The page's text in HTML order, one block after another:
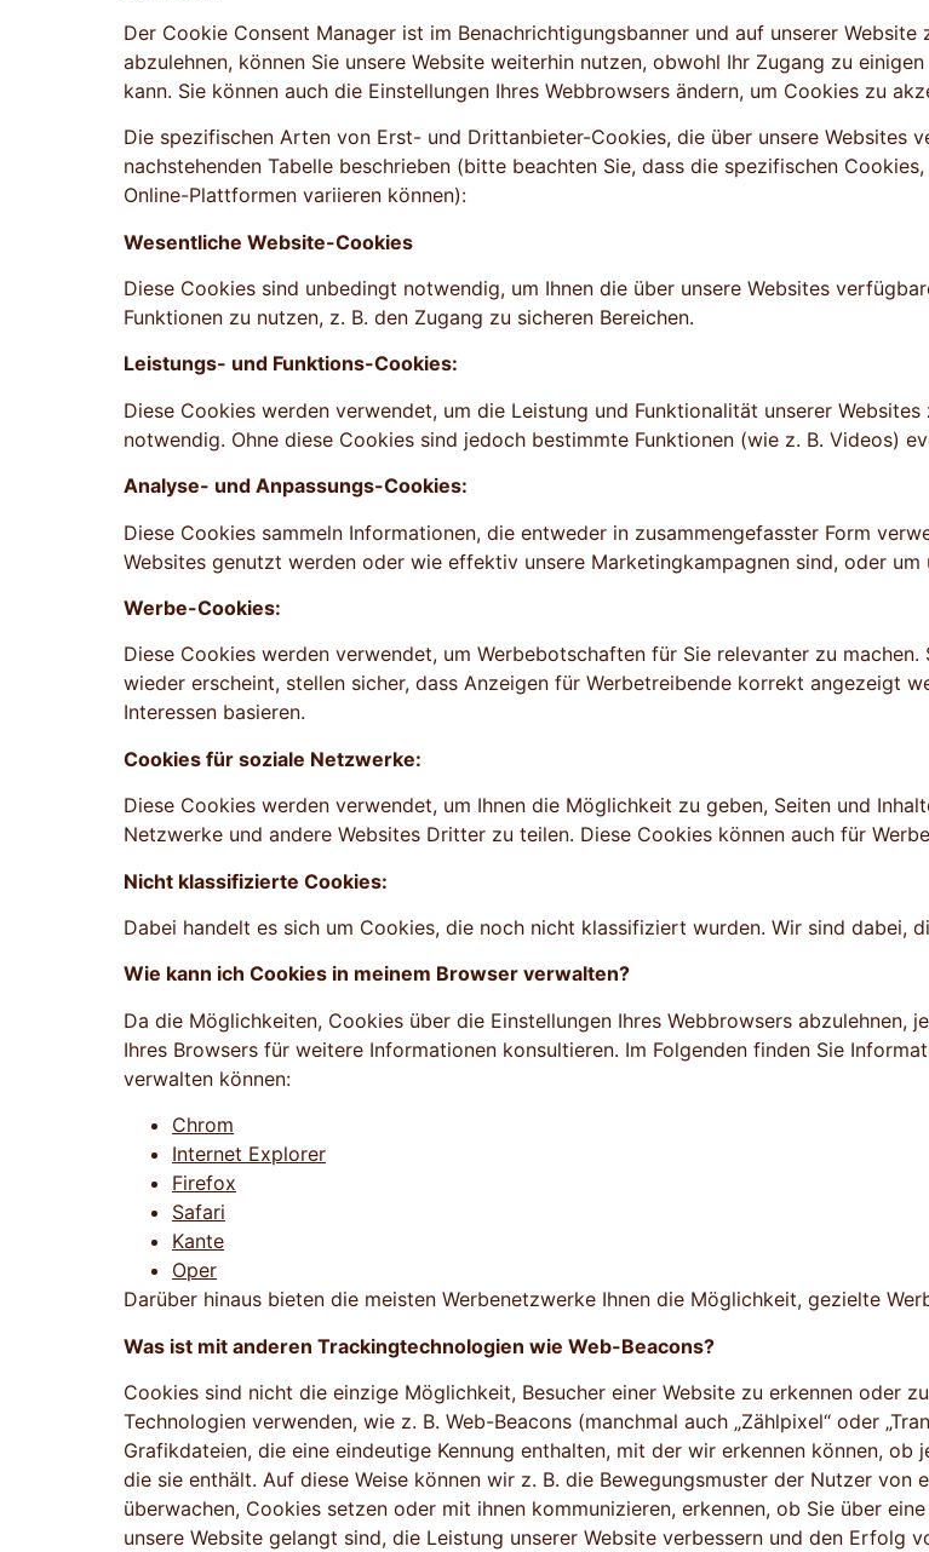
Der Cookie Consent Manager ist im Benachrichtigungsbanner und auf unserer
abzulehnen, können Sie unsere Website weiterhin nutzen, obwohl Ihr Zugang zu
kann. Sie können auch die Einstellungen Ihres Webbrowsers ändern, um Cookies zu
Die spezifischen Arten von Erst- und Drittanbieter-Cookies, die über unsere Websites
nachstehenden Tabelle beschrieben (bitte beachten Sie, dass die spezifischen
Online-Plattformen variieren können):
Wesentliche Website-Cookies
Diese Cookies sind unbedingt notwendig, um Ihnen die über unsere Websites
Funktionen zu nutzen, z. B. den Zugang zu sicheren Bereichen.
Leistungs- und Funktions-Cookies:
Diese Cookies werden verwendet, um die Leistung und Funktionalität unserer
notwendig. Ohne diese Cookies sind jedoch bestimmte Funktionen (wie z. B. Videos)
Analyse- und Anpassungs-Cookies:
Diese Cookies sammeln Informationen, die entweder in zusammengefasster Form
Websites genutzt werden oder wie effektiv unsere Marketingkampagnen sind, oder um
Werbe-Cookies:
Diese Cookies werden verwendet, um Werbebotschaften für Sie relevanter zu
wieder erscheint, stellen sicher, dass Anzeigen für Werbetreibende korrekt angezeigt
Interessen basieren.
Cookies für soziale Netzwerke:
Diese Cookies werden verwendet, um Ihnen die Möglichkeit zu geben, Seiten und
Netzwerke und andere Websites Dritter zu teilen. Diese Cookies können auch für
Nicht klassifizierte Cookies:
Dabei handelt es sich um Cookies, die noch nicht klassifiziert wurden. Wir sind dabei,
Wie kann ich Cookies in meinem Browser verwalten?
Da die Möglichkeiten, Cookies über die Einstellungen Ihres Webbrowsers abzulehnen,
Ihres Browsers für weitere Informationen konsultieren. Im Folgenden finden Sie
verwalten können:
Chrom
Internet Explorer
Firefox
Safari
Kante
Oper
Darüber hinaus bieten die meisten Werbenetzwerke Ihnen die Möglichkeit, gezielte
Was ist mit anderen Trackingtechnologien wie Web-Beacons?
Cookies sind nicht die einzige Möglichkeit, Besucher einer Website zu erkennen oder
Technologien verwenden, wie z. B. Web-Beacons (manchmal auch „Zählpixel“ oder
Grafikdateien, die eine eindeutige Kennung enthalten, mit der wir erkennen können,
die sie enthält. Auf diese Weise können wir z. B. die Bewegungsmuster der Nutzer von
überwachen, Cookies setzen oder mit ihnen kommunizieren, erkennen, ob Sie über
unsere Website gelangt sind, die Leistung unserer Website verbessern und den Erfolg